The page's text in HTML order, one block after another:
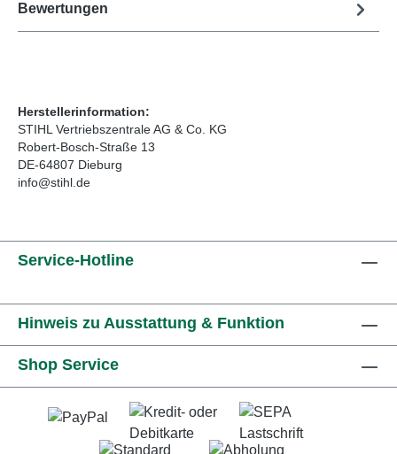
Bewertungen
Herstellerinformation:
STIHL Vertriebszentrale AG & Co. KG
Robert-Bosch-Straße 13
DE-64807 Dieburg
info@stihl.de
Service-Hotline
Hinweis zu Ausstattung & Funktion
Shop Service